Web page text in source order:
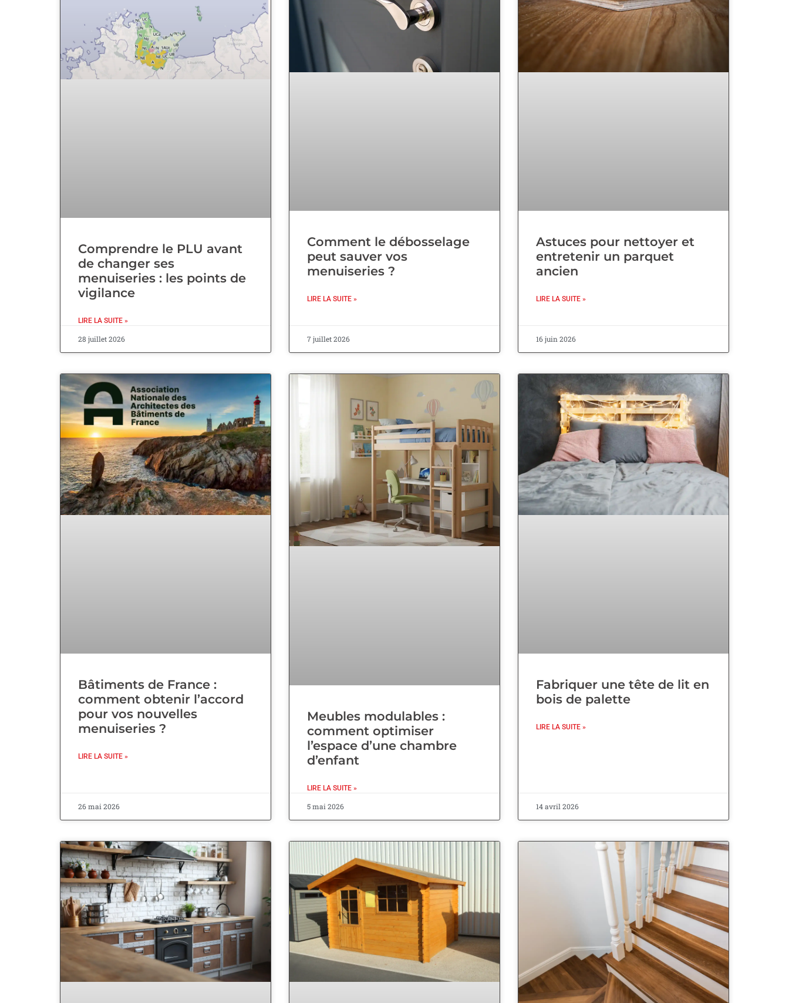
Comprendre le PLU avant
de changer ses
menuiseries : les points de
vigilance
LIRE LA SUITE »
28 juillet 2026
Comment le débosselage
peut sauver vos
menuiseries ?
LIRE LA SUITE »
7 juillet 2026
Astuces pour nettoyer et
entretenir un parquet
ancien
LIRE LA SUITE »
16 juin 2026
Bâtiments de France :
comment obtenir l’accord
pour vos nouvelles
menuiseries ?
LIRE LA SUITE »
26 mai 2026
Meubles modulables :
comment optimiser
l’espace d’une chambre
d’enfant
LIRE LA SUITE »
5 mai 2026
Fabriquer une tête de lit en
bois de palette
LIRE LA SUITE »
14 avril 2026